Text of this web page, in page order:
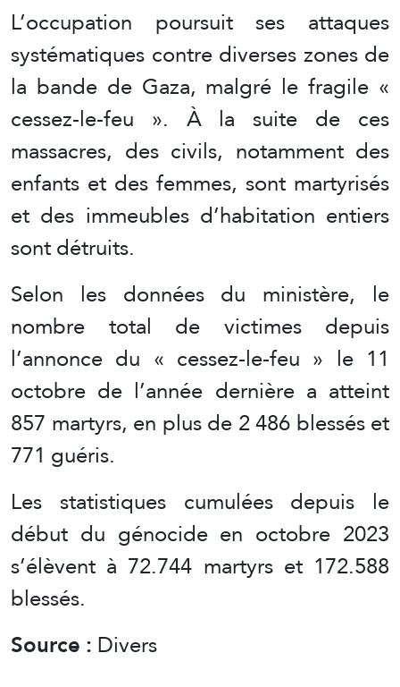
L’occupation poursuit ses attaques
systématiques contre diverses zones de
la bande de Gaza, malgré le fragile «
cessez-le-feu ». À la suite de ces
massacres, des civils, notamment des
enfants et des femmes, sont martyrisés
et des immeubles d’habitation entiers
sont détruits.
Selon les données du ministère, le
nombre total de victimes depuis
l’annonce du « cessez-le-feu » le 11
octobre de l’année dernière a atteint
857 martyrs, en plus de 2 486 blessés et
771 guéris.
Les statistiques cumulées depuis le
début du génocide en octobre 2023
s’élèvent à 72.744 martyrs et 172.588
blessés.
Source :Divers